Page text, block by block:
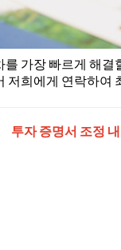
가장 빠르게 해
저희에게 연락하여
투자 증명서 조정